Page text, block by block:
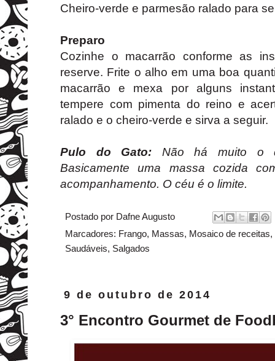
Cheiro-verde e parmesão ralado para
Preparo
Cozinhe o macarrão conforme as
reserve. Frite o alho em uma boa
macarrão e mexa por alguns
tempere com pimenta do reino e
ralado e o cheiro-verde e sirva a seguir.
Pulo do Gato: Não há muito o
Basicamente uma massa cozida
acompanhamento. O céu é o limite.
Postado por Dafne Augusto
Marcadores: Frango, Massas, Mosaico de receitas,
Saudáveis, Salgados
9 de outubro de 2014
3° Encontro Gourmet de